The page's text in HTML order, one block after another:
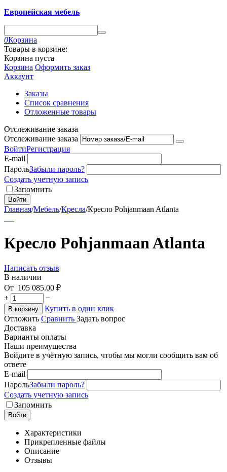
Европейская мебель
0Корзина
Товары в корзине:
Корзина пуста
Корзина Оформить заказ
Аккаунт
Заказы
Список сравнения
Отложенные товары
Отслеживание заказа
Отслеживание заказа
ВойтиРегистрация
E-mail
ПарольЗабыли пароль?
Создать учетную запись
Запомнить
Войти
Главная/Мебель/Кресла/Кресло Pohjanmaan Atlanta
Кресло Pohjanmaan Atlanta
Написать отзыв
В наличии
От 105 085.00 ₽
+
−
В корзину
Купить в один клик
Отложить Сравнить Задать вопрос
Доставка
Варианты оплаты
Наши преимущества
Войдите в учётную запись, чтобы мы могли сообщить вам об
ответе
E-mail
ПарольЗабыли пароль?
Создать учетную запись
Запомнить
Войти
Характеристики
Прикрепленные файлы
Описание
Отзывы